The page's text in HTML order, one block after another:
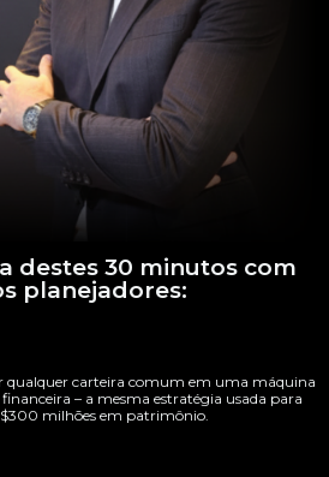
destes 30 minutos com
planejadores:
qualquer carteira comum em uma máquina
– a mesma estratégia usada para
milhões em patrimônio.